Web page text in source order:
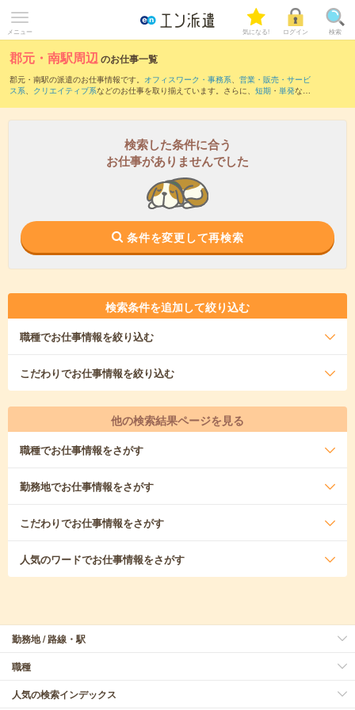
メニュー 気になる! ログイン 検索
郡元・南駅周辺のお仕事一覧
郡元・南駅の派遣のお仕事情報です。 オフィスワーク・事務系、 営業・販売・サービ
ス系、 クリエイティブ系などのお仕事を取り揃えています。さらに、 短期 ・ 単発など
また、鹿児島中央駅・谷山(指宿枕崎線)駅・谷山(鹿児島市電)駅・朝日通駅・五位野駅
検索した条件に合う
お仕事がありませんでした
条件を変更して再検索
検索条件を追加して絞り込む
職種でお仕事情報を絞り込む
こだわりでお仕事情報を絞り込む
他の検索結果ページを見る
職種でお仕事情報をさがす
勤務地でお仕事情報をさがす
こだわりでお仕事情報をさがす
人気のワードでお仕事情報をさがす
勤務地 / 路線・駅
職種
人気の検索インデックス